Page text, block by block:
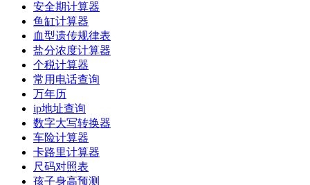
安全期计算器
鱼缸计算器
血型遗传规律表
盐分浓度计算器
个税计算器
常用电话查询
万年历
ip地址查询
数字大写转换器
车险计算器
卡路里计算器
尺码对照表
孩子身高预测